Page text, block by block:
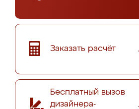
Заказать расчёт
Бесплатный вызов
дизайнера-